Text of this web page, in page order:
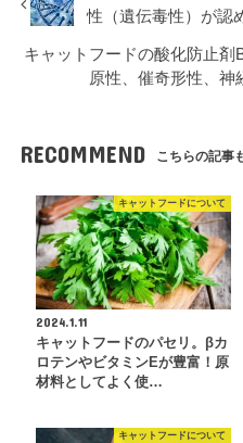
性（遺伝毒性）が認
キャットフードの酸化防止剤
原性、催奇形性、神
RECOMMEND こちらの記事
キャットフードについて
2024.1.11
キャットフードのパセリ。βカ
ロテンやビタミンEが豊富！原
材料としてよく使…
キャットフードについて